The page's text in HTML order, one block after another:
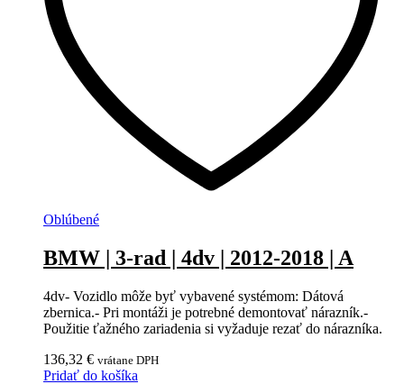
Oblúbené
BMW | 3-rad | 4dv | 2012-2018 | A
4dv- Vozidlo môže byť vybavené systémom: Dátová
zbernica.- Pri montáži je potrebné demontovať nárazník.-
Použitie ťažného zariadenia si vyžaduje rezať do nárazníka.
136,32 € vrátane DPH
Pridať do košíka